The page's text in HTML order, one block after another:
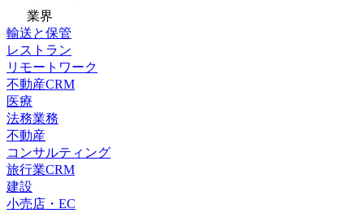
業界
輸送と保管
レストラン
リモートワーク
不動産CRM
医療
法務業務
不動産
コンサルティング
旅行業CRM
建設
小売店・EC